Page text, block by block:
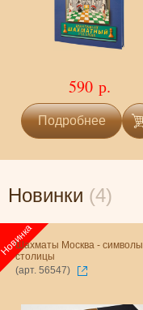
590 р.
Подробнее
Новинки (4)
Шахматы Москва - символы
столицы
(арт. 56547)